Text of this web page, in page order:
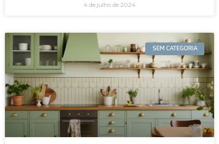
4 de julho de 2024
SEM CATEGORIA